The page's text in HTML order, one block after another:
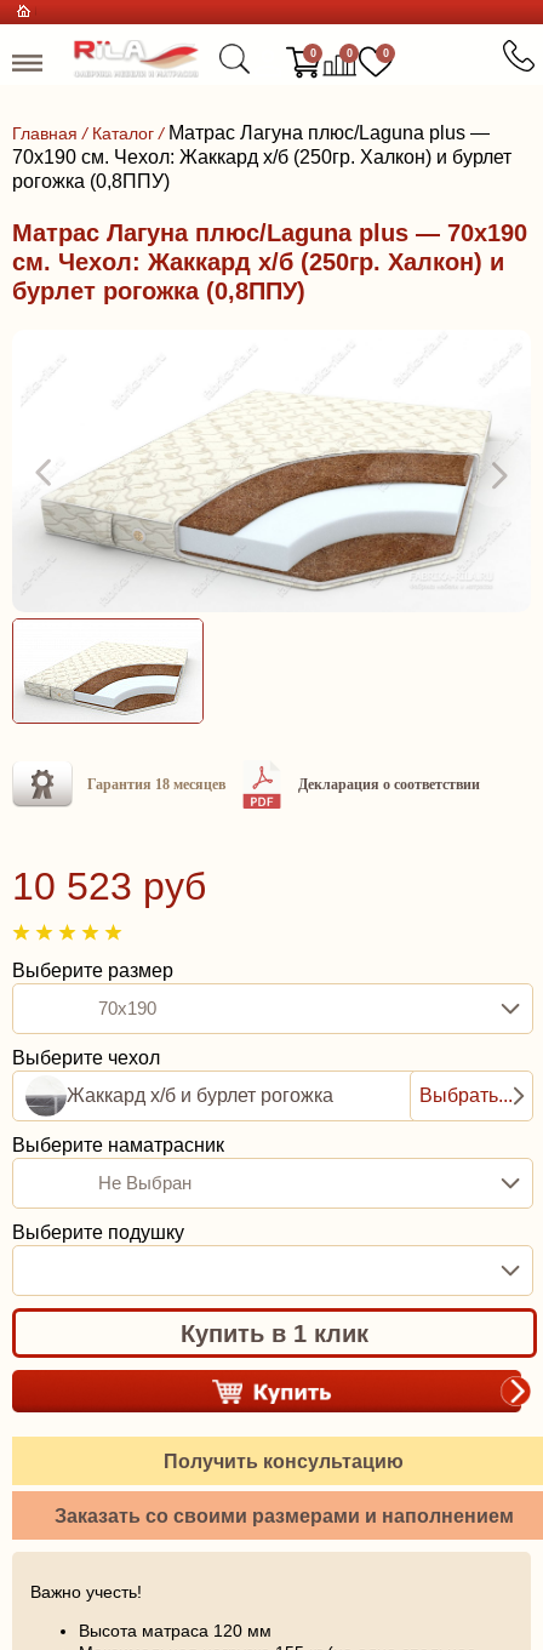
0 0 0
Главная / Каталог / Матрас Лагуна плюс/Laguna plus —
70x190 см. Чехол: Жаккард х/б (250гр. Халкон) и бурлет
рогожка (0,8ППУ)
Матрас Лагуна плюс/Laguna plus — 70x190
см. Чехол: Жаккард х/б (250гр. Халкон) и
бурлет рогожка (0,8ППУ)
Гарантия 18 месяцев Декларация о соответствии
10 523 руб
Выберите размер
70x190
Выберите чехол
Жаккард х/б и бурлет рогожка
Выбрать...
Выберите наматрасник
Не Выбран
Выберите подушку
Купить в 1 клик
Получить консультацию
Заказать со своими размерами и наполнением
Важно учесть!
Высота матраса 120 мм